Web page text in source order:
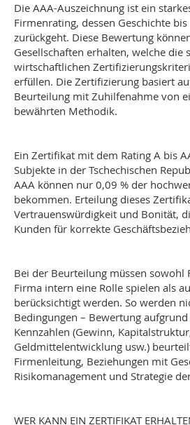
Die AAA-Auszeichnung ist ein
Firmenrating, dessen Geschichte
zurückgeht. Diese Bewertung
Gesellschaften erhalten, welche die
wirtschaftlichen
erfüllen. Die Zertifizierung basiert
Beurteilung mit Zuhilfenahme von
bewährten Methodik.
Ein Zertifikat mit dem Rating A bis
Subjekte in der Tschechischen
AAA können nur 0,09 % der
bekommen. Erteilung dieses
Vertrauenswürdigkeit und Bonität,
Kunden für korrekte
Bei der Beurteilung müssen sowohl
Firma intern eine Rolle spielen als
berücksichtigt werden. So werden
Bedingungen – Bewertung
Kennzahlen (Gewinn,
Geldmittelentwicklung usw.)
Firmenleitung, Beziehungen mit
Risikomanagement und Strategie
WER KANN EIN ZERTIFIKAT